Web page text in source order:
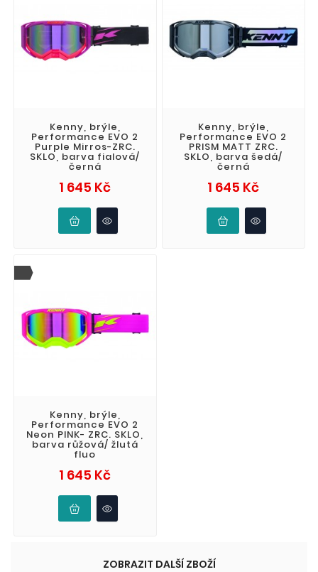
Kenny, brýle,
Performance EVO 2
Purple Mirros-ZRC.
SKLO, barva fialová/
černá
1 645 KčCena
Kenny, brýle,
Performance EVO 2
PRISM MATT ZRC.
SKLO, barva šedá/
černá
1 645 KčCena
Kenny, brýle,
Performance EVO 2
Neon PINK- ZRC. SKLO,
barva růžová/ žlutá
fluo
1 645 KčCena
ZOBRAZIT DALŠÍ ZBOŽÍ